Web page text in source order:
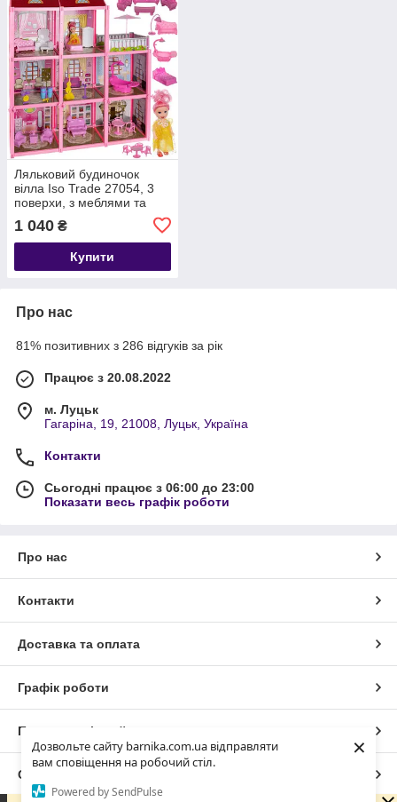
Дозвольте сайту barnika.com.ua відправляти
вам сповіщення на робочий стіл.
Powered by SendPulse
×
Ляльковий будиночок
вілла Iso Trade 27054, 3
поверхи, з меблями та
1 040 ₴
Купити
Про нас
81% позитивних з 286 відгуків за рік
Працює з 20.08.2022
м. Луцьк
Гагаріна, 19, 21008, Луцьк, Україна
Контакти
Сьогодні працює з 06:00 до 23:00
Показати весь графік роботи
Про нас
Контакти
Доставка та оплата
Графік роботи
Повна версія сайту
Сайт створено на маркетплейсі